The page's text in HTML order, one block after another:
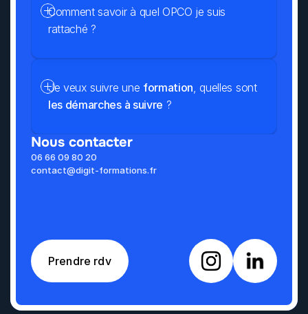
Nous contacter
06 66 09 80 20
contact@digit-formations.fr
Comment savoir à quel OPCO je suis
rattaché ?
Je veux suivre une formation
, quelles sont
les démarches à suivre ?
Prendre rdv